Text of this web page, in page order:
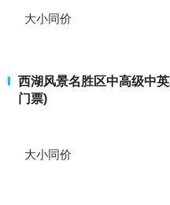
大小同价
西湖风景名胜区中高级中
门票)
大小同价